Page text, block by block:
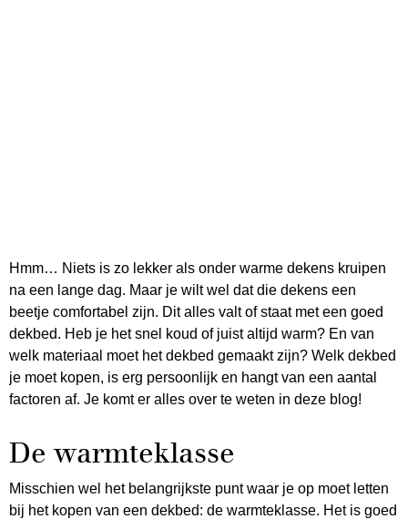
Hmm… Niets is zo lekker als onder warme dekens kruipen
na een lange dag. Maar je wilt wel dat die dekens een
beetje comfortabel zijn. Dit alles valt of staat met een goed
dekbed. Heb je het snel koud of juist altijd warm? En van
welk materiaal moet het dekbed gemaakt zijn? Welk dekbed
je moet kopen, is erg persoonlijk en hangt van een aantal
factoren af. Je komt er alles over te weten in deze blog!
De warmteklasse
Misschien wel het belangrijkste punt waar je op moet letten
bij het kopen van een dekbed: de warmteklasse. Het is goed